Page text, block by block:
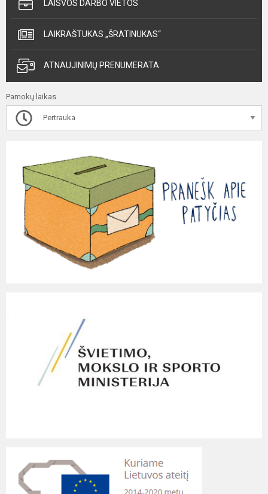
LAISVOS DARBO VIETOS
LAIKRAŠTUKAS „ŠRATINUKAS“
ATNAUJINIMŲ PRENUMERATA
Pamokų laikas
Pertrauka